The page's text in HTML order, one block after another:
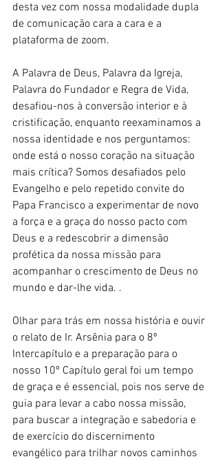
desta vez com nossa modalidade dupla
de comunicação cara a cara e a
plataforma de zoom.
A Palavra de Deus, Palavra da Igreja,
Palavra do Fundador e Regra de Vida,
desafiou-nos à conversão interior e à
cristificação, enquanto reexaminamos a
nossa identidade e nos perguntamos:
onde está o nosso coração na situação
mais crítica? Somos desafiados pelo
Evangelho e pelo repetido convite do
Papa Francisco a experimentar de novo
a força e a graça do nosso pacto com
Deus e a redescobrir a dimensão
profética da nossa missão para
acompanhar o crescimento de Deus no
mundo e dar-lhe vida. .
Olhar para trás em nossa história e ouvir
o relato de Ir. Arsênia para o 8º
Intercapítulo e a preparação para o
nosso 10º Capítulo geral foi um tempo
de graça e é essencial, pois nos serve de
guia para levar a cabo nossa missão,
para buscar a integração e sabedoria e
de exercício do discernimento
evangélico para trilhar novos caminhos